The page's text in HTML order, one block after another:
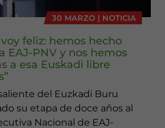
30 MARZO | NOTICIA
feliz: hemos hecho
EAJ-PNV y nos hemos
a esa Euskadi libre
del Euzkadi Buru
su etapa de doce años al
Nacional de EAJ-